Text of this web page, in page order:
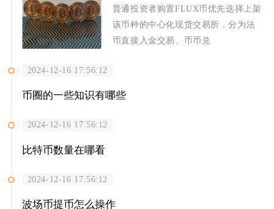
普通投资者购置FLUX币优先选择上架
该币种的中心化现货交易所，分为法
币直接入金交易、币币兑
2024-12-16 17:56:12
币圈的一些知识有哪些
2024-12-16 17:56:12
比特币数量在哪看
2024-12-16 17:56:12
波场币提币怎么操作